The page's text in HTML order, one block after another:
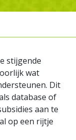
stijgende
wat
Dit
database of
aan te
op een rijtje